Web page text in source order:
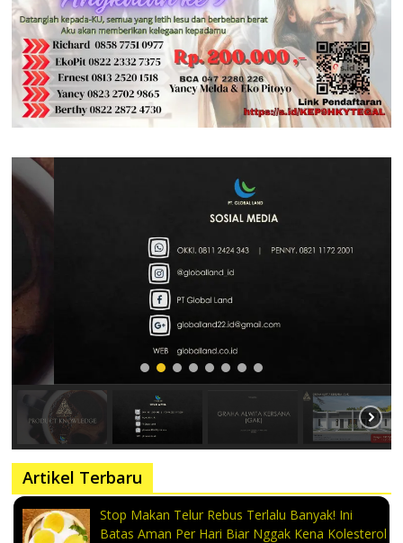
Artikel Terbaru
Stop Makan Telur Rebus Terlalu Banyak! Ini
Batas Aman Per Hari Biar Nggak Kena Kolesterol